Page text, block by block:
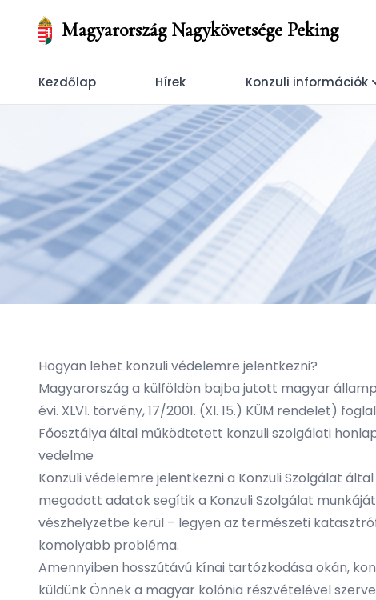
Magyarország Nagykövetsége Peking
Kezdőlap Hírek Konzuli információk
Hogyan lehet konzuli védelemre jelentkezni?
Magyarország a külföldön bajba jutott magyar
évi. XLVI. törvény, 17/2001. (XI. 15.) KÜM rendelet)
Főosztálya által működtetett konzuli szolgálati
vedelme
Konzuli védelemre jelentkezni a Konzuli Szolgálat
megadott adatok segítik a Konzuli Szolgálat
vészhelyzetbe kerül – legyen az természeti
komolyabb probléma.
Amennyiben hosszútávú kínai tartózkodása okán,
küldünk Önnek a magyar kolónia részvételével